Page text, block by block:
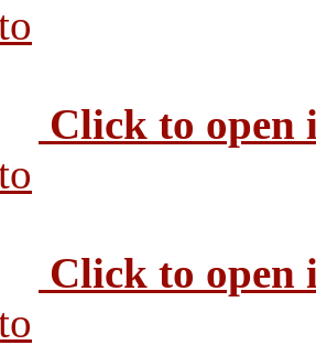
Click to open
Click to open